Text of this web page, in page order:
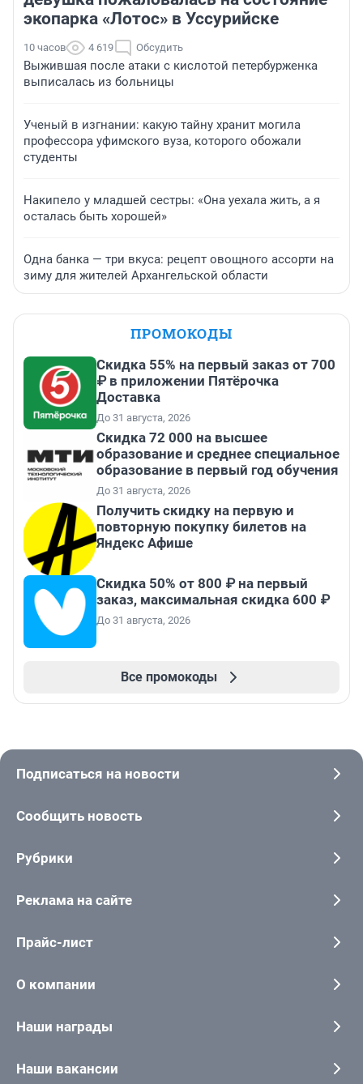
экопарка «Лотос» в Уссурийске
10 часов 4 619 Обсудить
Выжившая после атаки с кислотой петербурженка
выписалась из больницы
Ученый в изгнании: какую тайну хранит могила
профессора уфимского вуза, которого обожали
студенты
Накипело у младшей сестры: «Она уехала жить, а я
осталась быть хорошей»
Одна банка — три вкуса: рецепт овощного ассорти на
зиму для жителей Архангельской области
ПРОМОКОДЫ
Скидка 55% на первый заказ от 700
₽ в приложении Пятёрочка
Доставка
До 31 августа, 2026
Скидка 72 000 на высшее
образование и среднее специальное
образование в первый год обучения
До 31 августа, 2026
Получить скидку на первую и
повторную покупку билетов на
Яндекс Афише
Скидка 50% от 800 ₽ на первый
заказ, максимальная скидка 600 ₽
До 31 августа, 2026
Все промокоды
Подписаться на новости
Сообщить новость
Рубрики
Реклама на сайте
Прайс-лист
О компании
Наши награды
Наши вакансии